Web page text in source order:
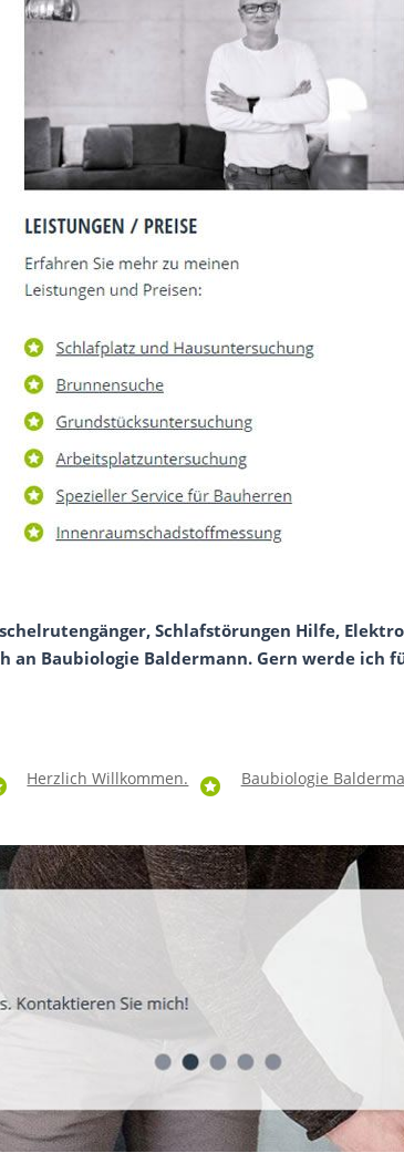
Schlafstörungen Hilfe,
an Baubiologie Baldermann. Gern werde ich
Herzlich Willkommen. Baubiologie